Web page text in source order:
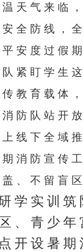
气来临，
全防线，
安度过假
紧盯学生
教育载体
防队站开
线下全域
消防宣传
、不留盲区
学实训筑
、青少年
开设暑期